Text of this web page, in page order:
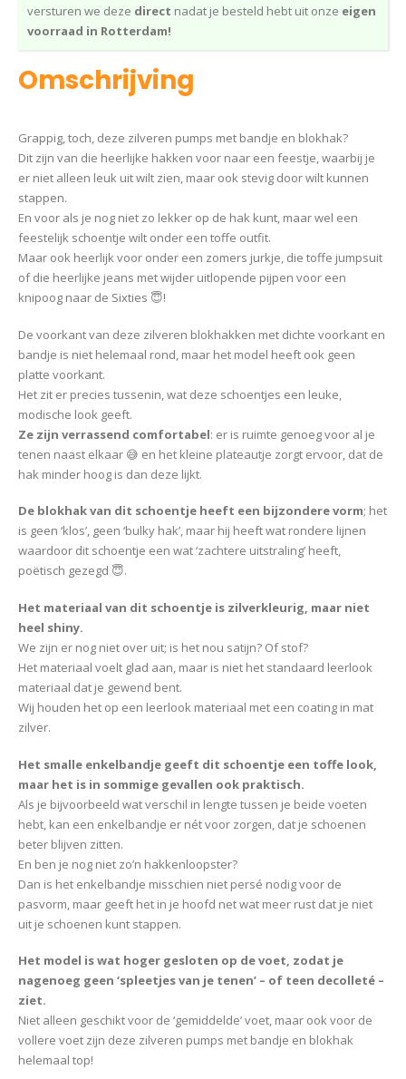
versturen we deze direct nadat je besteld hebt uit onze eigen
voorraad in Rotterdam!
Omschrijving
Grappig, toch, deze zilveren pumps met bandje en blokhak?
Dit zijn van die heerlijke hakken voor naar een feestje, waarbij je
er niet alleen leuk uit wilt zien, maar ook stevig door wilt kunnen
stappen.
En voor als je nog niet zo lekker op de hak kunt, maar wel een
feestelijk schoentje wilt onder een toffe outfit.
Maar ook heerlijk voor onder een zomers jurkje, die toffe jumpsuit
of die heerlijke jeans met wijder uitlopende pijpen voor een
knipoog naar de Sixties 😇!
De voorkant van deze zilveren blokhakken met dichte voorkant en
bandje is niet helemaal rond, maar het model heeft ook geen
platte voorkant.
Het zit er precies tussenin, wat deze schoentjes een leuke,
modische look geeft.
Ze zijn verrassend comfortabel: er is ruimte genoeg voor al je
tenen naast elkaar 😅 en het kleine plateautje zorgt ervoor, dat de
hak minder hoog is dan deze lijkt.
De blokhak van dit schoentje heeft een bijzondere vorm; het
is geen ‘klos’, geen ‘bulky hak’, maar hij heeft wat rondere lijnen
waardoor dit schoentje een wat ‘zachtere uitstraling’ heeft,
poëtisch gezegd 😇.
Het materiaal van dit schoentje is zilverkleurig, maar niet
heel shiny.
We zijn er nog niet over uit; is het nou satijn? Of stof?
Het materiaal voelt glad aan, maar is niet het standaard leerlook
materiaal dat je gewend bent.
Wij houden het op een leerlook materiaal met een coating in mat
zilver.
Het smalle enkelbandje geeft dit schoentje een toffe look,
maar het is in sommige gevallen ook praktisch.
Als je bijvoorbeeld wat verschil in lengte tussen je beide voeten
hebt, kan een enkelbandje er nét voor zorgen, dat je schoenen
beter blijven zitten.
En ben je nog niet zo’n hakkenloopster?
Dan is het enkelbandje misschien niet persé nodig voor de
pasvorm, maar geeft het in je hoofd net wat meer rust dat je niet
uit je schoenen kunt stappen.
Het model is wat hoger gesloten op de voet, zodat je
nagenoeg geen ‘spleetjes van je tenen’ – of teen decolleté –
ziet.
Niet alleen geschikt voor de ‘gemiddelde’ voet, maar ook voor de
vollere voet zijn deze zilveren pumps met bandje en blokhak
helemaal top!